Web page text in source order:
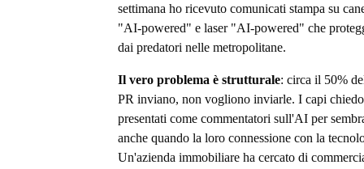
settimana ho ricevuto comunicati stampa su
"AI-powered" e laser "AI-powered" che
dai predatori nelle metropolitane.
Il vero problema è strutturale: circa il 50%
PR inviano, non vogliono inviarle. I capi
presentati come commentatori sull'AI per
anche quando la loro connessione con la
Un'azienda immobiliare ha cercato di